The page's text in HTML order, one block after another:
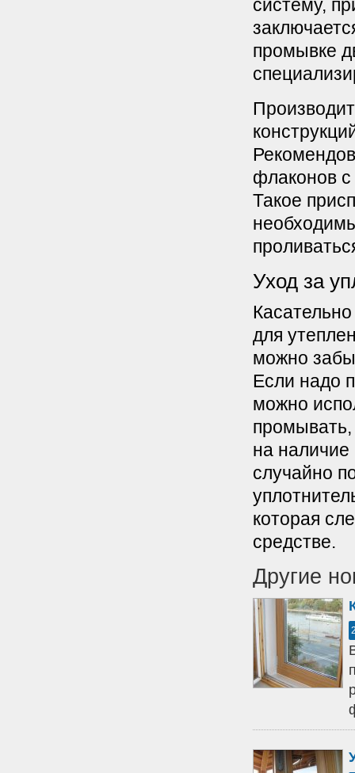
систему,
промывке
флаконов
Такое
Уход за
для
можно
Если надо
можно
промывать,
на наличие
случайно
которая
средстве.
Другие